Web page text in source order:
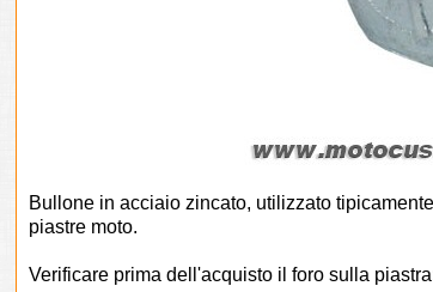
Bullone in acciaio zincato, utilizzato
piastre moto.
Verificare prima dell'acquisto il foro sulla